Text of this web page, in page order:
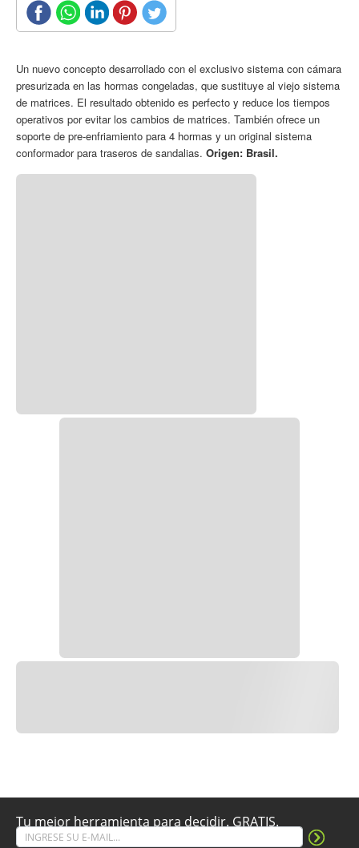
Un nuevo concepto desarrollado con el exclusivo sistema con cámara
presurizada en las hormas congeladas, que sustituye al viejo sistema
de matrices. El resultado obtenido es perfecto y reduce los tiempos
operativos por evitar los cambios de matrices. También ofrece un
soporte de pre-enfriamiento para 4 hormas y un original sistema
conformador para traseros de sandalias. Origen: Brasil.
Tu mejor herramienta para decidir. GRATIS.